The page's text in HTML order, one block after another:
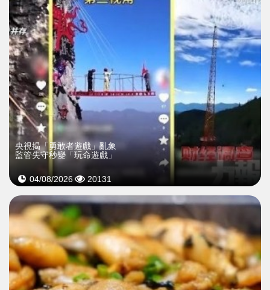
央視揭「勇敢者遊戲」亂象
監管失守秒變「玩命遊戲」
04/08/2026 20131